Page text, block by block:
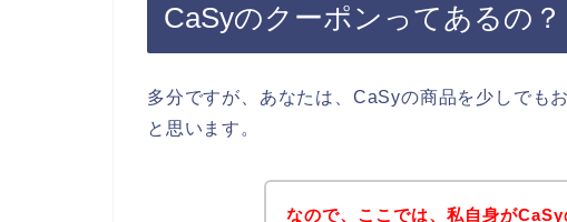
CaSyのクーポンってあるの？
多分ですが、あなたは、CaSyの商品を少しでも
と思います。
なので、ここでは、私自身が